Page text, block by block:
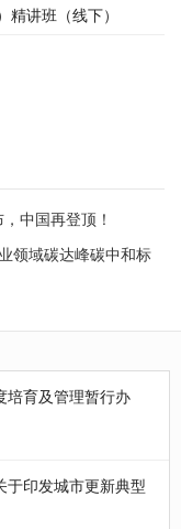
精讲班（线下）
中国再登顶！
领域碳达峰碳中和标
培育及管理暂行办
于印发城市更新典型